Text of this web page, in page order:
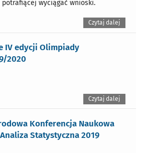
wyciągać wnioski.
Czytaj dalej
IV edycji Olimpiady
2020
Czytaj dalej
Konferencja Naukowa
Statystyczna 2019